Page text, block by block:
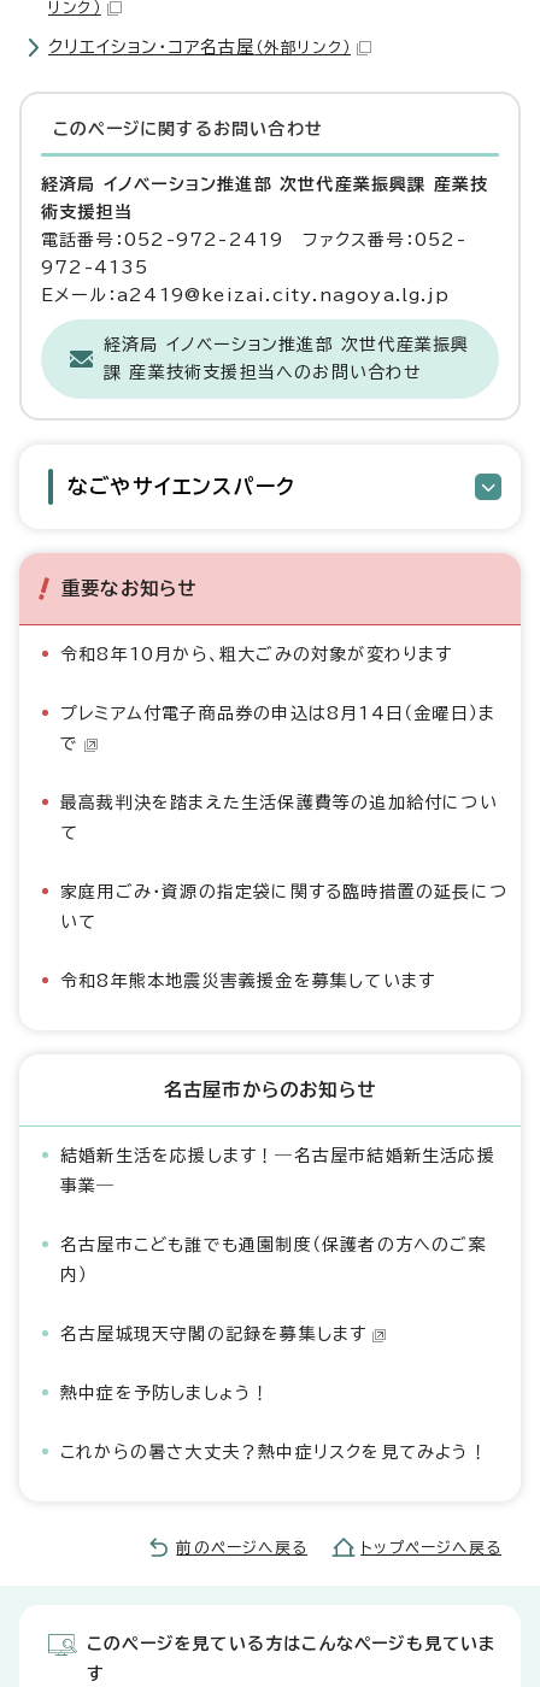
リンク）
クリエイション・コア名古屋 （外部リンク）
このページに関する お問い合わせ
経済局 イノベーション推進部 次世代産業振興課 産業技
術支援担当
電話番号：052-972-2419 ファクス番号：052-
972-4135
Eメール：a2419@keizai.city.nagoya.lg.jp
経済局 イノベーション推進部 次世代産業振興
課 産業技術支援担当へのお問い合わせ
なごやサイエンスパーク
重要なお知らせ
令和8年10月から、粗大ごみの対象が変わります
プレミアム付電子商品券の申込は8月14日（金曜日）ま
で
最高裁判決を踏まえた生活保護費等の追加給付につい
て
家庭用ごみ・資源の指定袋に関する臨時措置の延長につ
いて
令和8年熊本地震災害義援金を募集しています
名古屋市からのお知らせ
結婚新生活を応援します！―名古屋市結婚新生活応援
事業―
名古屋市こども誰でも通園制度（保護者の方へのご案
内）
名古屋城現天守閣の記録を募集します
熱中症を予防しましょう！
これからの暑さ大丈夫？熱中症リスクを見てみよう！
前のページへ戻る トップページへ戻る
このページを見ている方はこんなページも見ていま
す